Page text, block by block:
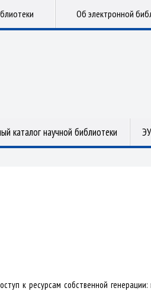
Об электронной
каталог научной библиотеки
к ресурсам собственной